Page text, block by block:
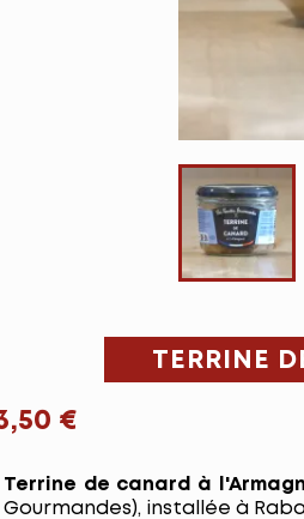
TERRINE
€
Terrine de canard à
Gourmandes), installée à